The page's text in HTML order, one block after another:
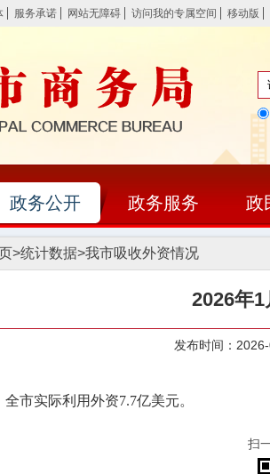
服务承诺 网站无障碍 访问我的专属空间 移动版
政务公开 政务服务 政
>统计数据>我市吸收外资情况
2026年
发布时间：
市实际利用外资7.7亿美元。
扫